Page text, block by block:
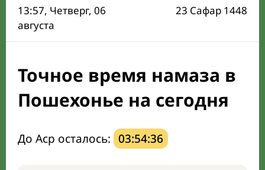
Время Сухура и Ифтара на сегодня
Календарь рамадана
Направление киблы
13:57, Четверг, 06
августа
23 Сафар 1448
Точное время намаза в
Пошехонье на сегодня
До Аср осталось: 03:54:35